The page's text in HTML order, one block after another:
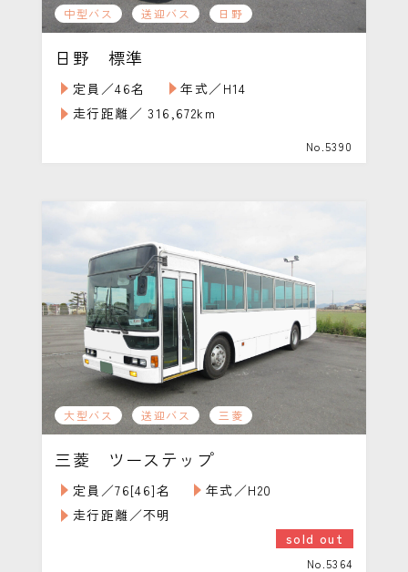
中型バス 送迎バス 日野
日野 標準
定員／46名
年式／H14
走行距離／ 316,672km
No.5390
大型バス 送迎バス 三菱
三菱 ツーステップ
定員／76[46]名
年式／H20
走行距離／不明
sold out
No.5364